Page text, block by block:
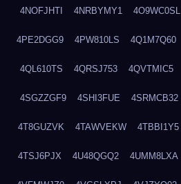
4NOFJHTI 4NRBYMY1 4O9WC0SL
4PE2DGG9 4PW810LS 4Q1M7Q60
4QL610TS 4QRSJ753 4QVTMIC5
4SGZZGF9 4SHI3FUE 4SRMCB32
4T8GUZVK 4TAWVEKW 4TBBI1Y5
4TSJ6PJX 4U48QGQ2 4UMM8LXA